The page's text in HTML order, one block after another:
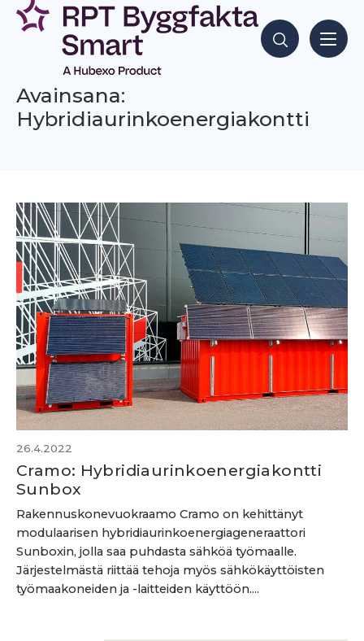
Siirry
sisältöön
Hae sisältöjä
Avainsana:
Hybridiaurinkoenergiakontti
26.4.2022
Cramo: Hybridiaurinkoenergiakontti
Sunbox
Rakennuskonevuokraamo Cramo on kehittänyt
modulaarisen hybridiaurinkoenergiageneraattori
Sunboxin, jolla saa puhdasta sähköä työmaalle.
Järjestelmästä riittää tehoja myös sähkökäyttöisten
työmaakoneiden ja -laitteiden käyttöön....